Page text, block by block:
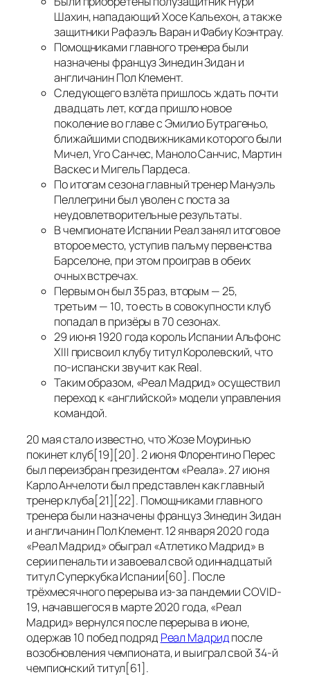
Шахин, нападающий Хосе Кальехон, а также
защитники Рафаэль Варан и Фабиу Коэнтрау.
Помощниками главного тренера были
назначены француз Зинедин Зидан и
англичанин Пол Клемент.
Следующего взлёта пришлось ждать почти
двадцать лет, когда пришло новое
поколение во главе с Эмилио Бутрагеньо,
ближайшими сподвижниками которого были
Мичел, Уго Санчес, Маноло Санчис, Мартин
Васкес и Мигель Пардеса.
По итогам сезона главный тренер Мануэль
Пеллегрини был уволен с поста за
неудовлетворительные результаты.
В чемпионате Испании Реал занял итоговое
второе место, уступив пальму первенства
Барселоне, при этом проиграв в обеих
очных встречах.
Первым он был 35 раз, вторым — 25,
третьим — 10, то есть в совокупности клуб
попадал в призёры в 70 сезонах.
29 июня 1920 года король Испании Альфонс
XIII присвоил клубу титул Королевский, что
по-испански звучит как Real.
Таким образом, «Реал Мадрид» осуществил
переход к «английской» модели управления
командой.
20 мая стало известно, что Жозе Моуринью
покинет клуб[19][20]. 2 июня Флорентино Перес
был переизбран президентом «Реала». 27 июня
Карло Анчелоти был представлен как главный
тренер клуба[21][22]. Помощниками главного
тренера были назначены француз Зинедин Зидан
и англичанин Пол Клемент. 12 января 2020 года
«Реал Мадрид» обыграл «Атлетико Мадрид» в
серии пенальти и завоевал свой одиннадцатый
титул Суперкубка Испании[60]. После
трёхмесячного перерыва из-за пандемии COVID-
19, начавшегося в марте 2020 года, «Реал
Мадрид» вернулся после перерыва в июне,
одержав 10 побед подряд Реал Мадридпосле
возобновления чемпионата, и выиграл свой 34-й
чемпионский титул[61].